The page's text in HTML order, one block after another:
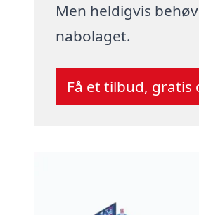
Men heldigvis
nabolaget.
Få et tilbud,